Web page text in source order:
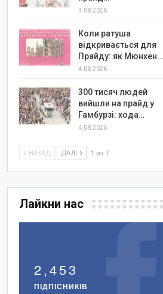
4.08.2026
Коли ратуша
відкривається для
Прайду: як Мюнхен…
4.08.2026
300 тисяч людей
вийшли на прайд у
Гамбурзі: хода…
4.08.2026
НАЗАД ДАЛІ 1 из 7
Лайкни нас
2,453
ПІДПІСНИКІВ